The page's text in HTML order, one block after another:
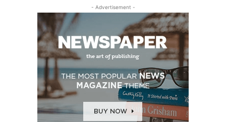
- Advertisement -